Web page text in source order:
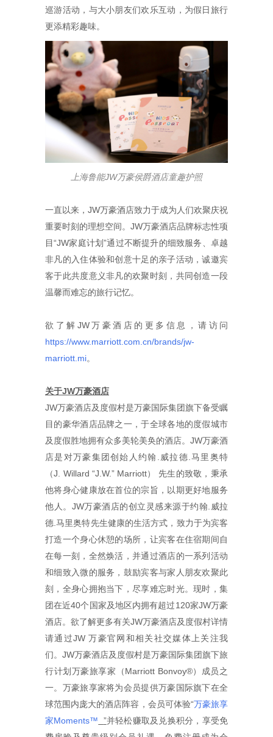
巡游活动，与大小朋友们欢乐互动，为假日旅行
更添精彩趣味。
上海鲁能JW万豪侯爵酒店童趣护照
一直以来，JW万豪酒店致力于成为人们欢聚庆祝
重要时刻的理想空间。JW万豪酒店品牌标志性项
目“JW家庭计划”通过不断提升的细致服务、卓越
非凡的入住体验和创意十足的亲子活动，诚邀宾
客于此共度意义非凡的欢聚时刻，共同创造一段
温馨而难忘的旅行记忆。
欲了解JW万豪酒店的更多信息，请访问
https://www.marriott.com.cn/brands/jw-
marriott.mi。
关于JW万豪酒店
JW万豪酒店及度假村是万豪国际集团旗下备受瞩
目的豪华酒店品牌之一，于全球各地的度假城市
及度假胜地拥有众多美轮美奂的酒店。JW万豪酒
店是对万豪集团创始人约翰.威拉德.马里奥特
（J. Willard “J.W.” Marriott） 先生的致敬，秉承
他将身心健康放在首位的宗旨，以期更好地服务
他人。JW万豪酒店的创立灵感来源于约翰.威拉
德.马里奥特先生健康的生活方式，致力于为宾客
打造一个身心休憩的场所，让宾客在住宿期间自
在每一刻，全然焕活，并通过酒店的一系列活动
和细致入微的服务，鼓励宾客与家人朋友欢聚此
刻，全身心拥抱当下，尽享难忘时光。现时，集
团在近40个国家及地区内拥有超过120家JW万豪
酒店。欲了解更多有关JW万豪酒店及度假村详情
请通过JW 万豪官网和相关社交媒体上关注我
们。JW万豪酒店及度假村是万豪国际集团旗下旅
行计划万豪旅享家（Marriott Bonvoy®）成员之
一。万豪旅享家将为会员提供万豪国际旗下在全
球范围内庞大的酒店阵容，会员可体验“万豪旅享
家Moments™
”并轻松赚取及兑换积分，享受免